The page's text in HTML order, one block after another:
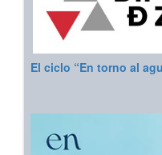
El ciclo “En torno al